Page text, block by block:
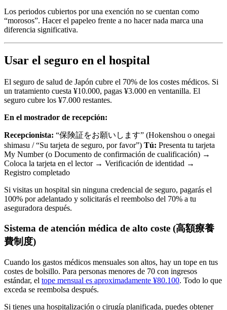
Los periodos cubiertos por una exención no se cuentan como
“morosos”. Hacer el papeleo frente a no hacer nada marca una
diferencia significativa.
Usar el seguro en el hospital
El seguro de salud de Japón cubre el 70% de los costes médicos. Si
un tratamiento cuesta ¥10.000, pagas ¥3.000 en ventanilla. El
seguro cubre los ¥7.000 restantes.
En el mostrador de recepción:
Recepcionista: “保険証をお願いします” (Hokenshou o onegai
shimasu / “Su tarjeta de seguro, por favor”) Tú: Presenta tu tarjeta
My Number (o Documento de confirmación de cualificación) →
Coloca la tarjeta en el lector → Verificación de identidad →
Registro completado
Si visitas un hospital sin ninguna credencial de seguro, pagarás el
100% por adelantado y solicitarás el reembolso del 70% a tu
aseguradora después.
Sistema de atención médica de alto coste (高額療養
費制度)
Cuando los gastos médicos mensuales son altos, hay un tope en tus
costes de bolsillo. Para personas menores de 70 con ingresos
estándar, el tope mensual es aproximadamente ¥80.100. Todo lo que
exceda se reembolsa después.
Si tienes una hospitalización o cirugía planificada, puedes obtener